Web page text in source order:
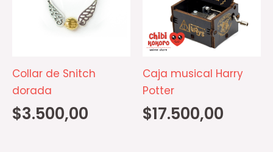
Collar de Snitch
dorada
$3.500,00
Caja musical Harry
Potter
$17.500,00